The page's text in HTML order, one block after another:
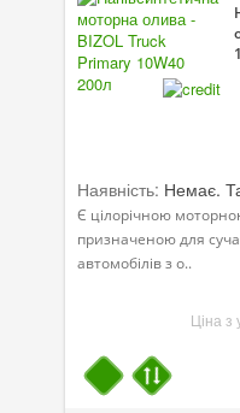
Наявність: Немає.
Є цілорічною
призначеною для
автомобілів з о..
Ціна